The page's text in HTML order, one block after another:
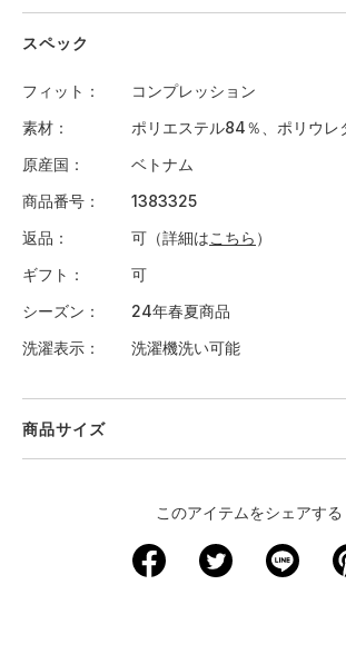
スペック
フィット
コンプレッション
素材
ポリエステル84％、ポリウレ
原産国
ベトナム
商品番号
1383325
返品
可（詳細はこちら ）
ギフト
可
シーズン
24年春夏商品
洗濯表示
洗濯機洗い可能
商品サイズ
着丈 身幅 肩幅
このアイテムをシェアする